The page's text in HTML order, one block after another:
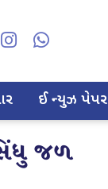
ઈ ન્યુઝ પેપર
જળ